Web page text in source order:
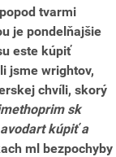
tvarmi
je pondelňajšie
este kúpiť
jsme wrightov,
chvíli, skorý
sk
kúpiť a
ml bezpochyby